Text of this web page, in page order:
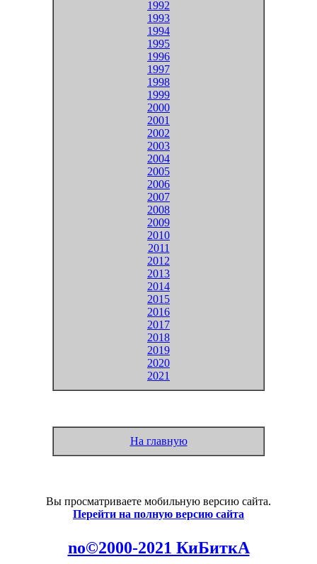
1992
1993
1994
1995
1996
1997
1998
1999
2000
2001
2002
2003
2004
2005
2006
2007
2008
2009
2010
2011
2012
2013
2014
2015
2016
2017
2018
2019
2020
2021
На главную
Вы просматриваете мобильную версию сайта.
Перейти на полную версию сайта
no©2000-2021 КиБиткА